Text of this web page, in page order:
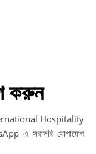
করুন
Hospitality
এ সরাসরি যোগাযোগ